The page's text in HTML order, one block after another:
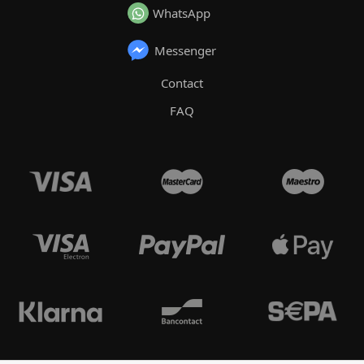
WhatsApp
Messenger
Contact
FAQ